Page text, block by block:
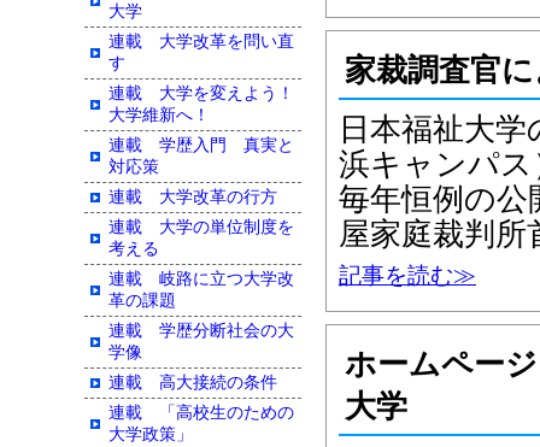
家裁調査官
日本福祉大
浜キャンパ
毎年恒例の公
屋家庭裁判
記事を読む≫
ホームペー
大学
大学
連載 大学改革を問い直
す
連載 大学を変えよう！
大学維新へ！
連載 学歴入門 真実と
対応策
連載 大学改革の行方
連載 大学の単位制度を
考える
連載 岐路に立つ大学改
革の課題
連載 学歴分断社会の大
学像
連載 高大接続の条件
連載 「高校生のための
大学政策」